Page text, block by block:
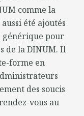
comme la
été ajoutés
générique pour
de la DINUM. Il
forme en
des soucis
vous au